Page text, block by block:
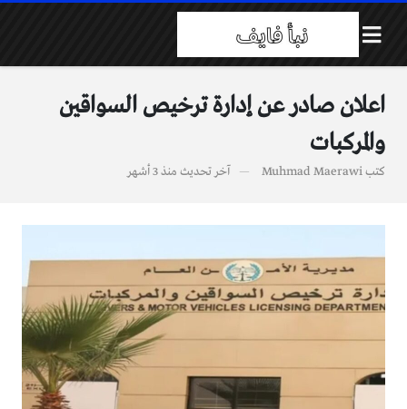
اعلان صادر عن إدارة ترخيص السواقين
والمركبات
كتبMuhmad Maerawi آخر تحديث منذ 3 أشهر